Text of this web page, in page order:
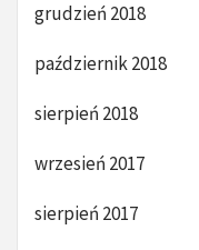
grudzień 2018
październik 2018
sierpień 2018
wrzesień 2017
sierpień 2017